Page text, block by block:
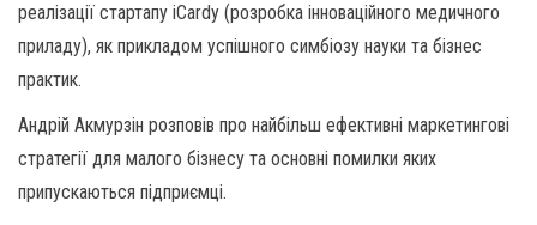
реалізації стартапу iCardy (розробка інноваційного медичного
приладу), як прикладом успішного симбіозу науки та бізнес
практик.
Андрій Акмурзін розповів про найбільш ефективні маркетингові
стратегії для малого бізнесу та основні помилки яких
припускаються підприємці.